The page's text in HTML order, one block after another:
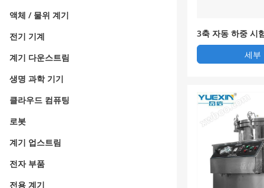
액체 / 물위 계기
전기 기계
계기 다운스트림
생명 과학 기기
클라우드 컴퓨팅
로봇
계기 업스트림
전자 부품
전용 계기
3축 자동 하중 시
여정 측정기 압력
세부